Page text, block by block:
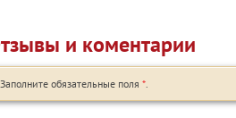
и коментарии
Заполните обязательные поля *.